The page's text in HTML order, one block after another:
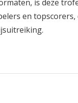
is deze
en